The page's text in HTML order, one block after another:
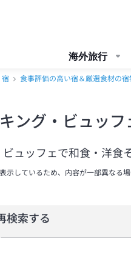
海外旅行
宿 食事評価の高い宿＆厳選食材の宿
キング・ビュッ
ュッフェで和食・洋食
示しているため、内容が一部異なる
検索する